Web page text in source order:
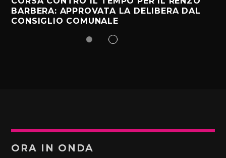
BARBERA: APPROVATA LA DELIBERA DAL
CONSIGLIO COMUNALE
ORA IN ONDA